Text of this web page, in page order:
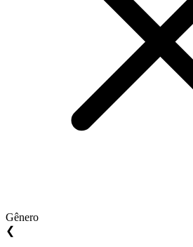
Gênero
❮